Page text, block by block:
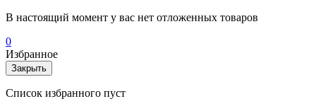
В настоящий момент у вас нет отложенных товаров
0
Избранное
Закрыть
Список избранного пуст